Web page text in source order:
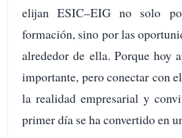
elijan ESIC–EIG no solo
formación, sino por las
alrededor de ella. Porque hoy
importante, pero conectar con
la realidad empresarial y
primer día se ha convertido en